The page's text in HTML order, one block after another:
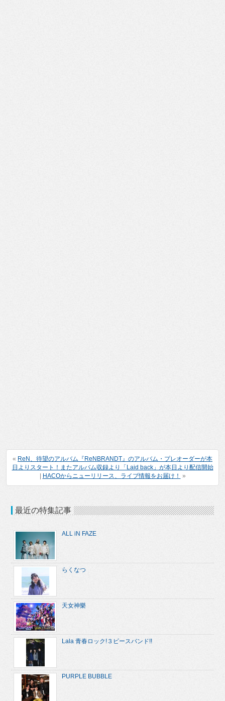
« ReN、待望のアルバム『ReNBRANDT』のアルバム・プレオーダーが本
日よりスタート！またアルバム収録より「Laid back」が本日より配信開始
HACOからニューリリース、ライブ情報をお届け！ »
最近の特集記事
ALL iN FAZE
らくなつ
天女神樂
Lala 青春ロック!３ピースバンド!!
PURPLE BUBBLE